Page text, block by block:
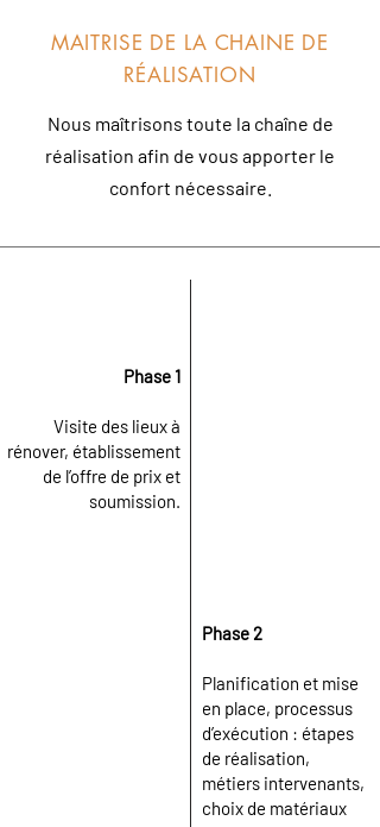
MAITRISE DE LA CHAINE DE
RÉALISATION
Nous maîtrisons toute la chaîne de
réalisation afin de vous apporter le
confort nécessaire.
Phase 1
Visite des lieux à
rénover, établissement
de l’offre de prix et
soumission.
Phase 2
Planification et mise
en place, processus
d’exécution : étapes
de réalisation,
métiers intervenants,
choix de matériaux